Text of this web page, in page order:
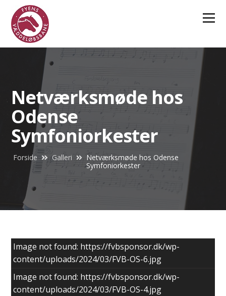
Menu
Netværksmøde hos
Odense
Symfoniorkester
Forside Galleri
Netværksmøde hos Odense
Symfoniorkester
Image not found: https://fvbsponsor.dk/wp-
content/uploads/2024/03/FVB-OS-6.jpg
Image not found: https://fvbsponsor.dk/wp-
content/uploads/2024/03/FVB-OS-4.jpg